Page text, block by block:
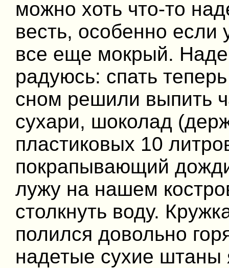
можно хоть что-то
весть, особенно если
все еще мокрый.
радуюсь: спать
сном решили выпить
сухари, шоколад
пластиковых 10
покрапывающий
лужу на нашем
столкнуть воду.
полился довольно
надетые сухие штаны